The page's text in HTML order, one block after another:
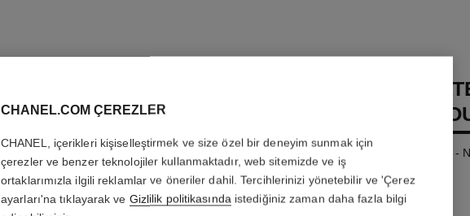
LES BEIGES
COMPLEXION
Renk Tonunu Eşi̇tler - Aydinlatir -
Daha fazla ayrıntı
Ref. 184578
CHANEL.COM ÇEREZLER
CHANEL, içerikleri kişiselleştirmek ve size özel bir deneyim sunmak için
çerezler ve benzer teknolojiler kullanmaktadır, web sitemizde ve iş
ortaklarımızla ilgili reklamlar ve öneriler dahil. Tercihlerinizi yönetebilir ve 'Çerez
ayarları'na tıklayarak ve Gizlilik politikasındaistediğiniz zaman daha fazla bilgi